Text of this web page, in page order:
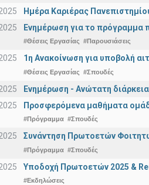
Ημέρα Καριέρας
Ενημέρωση για το πρόγραμμα
#Θέσεις Εργασίας #Παρουσιάσεις
1η Ανακοίνωση για υποβολή
#Θέσεις Εργασίας #Σπουδές
Ενημέρωση - Ανώτατη
Προσφερόμενα μαθήματα
#Πρόγραμμα #Σπουδές
Συνάντηση Πρωτοετών
#Πρόγραμμα #Σπουδές
Υποδοχή Πρωτοετών 2025 &
#Εκδηλώσεις